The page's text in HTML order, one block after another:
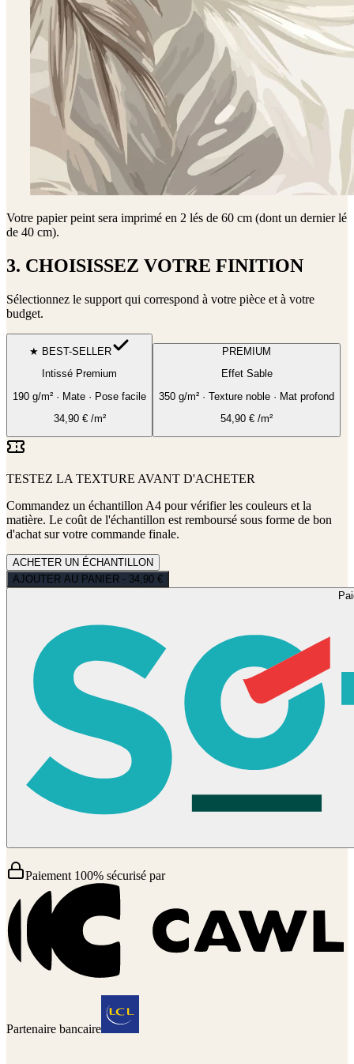
Votre papier peint sera imprimé en 2 lés de 60 cm (dont un dernier lé
de 40 cm).
3. CHOISISSEZ VOTRE FINITION
Sélectionnez le support qui correspond à votre pièce et à votre
budget.
★ BEST-SELLER
Intissé Premium
190 g/m² · Mate · Pose facile
34,90€/m²
PREMIUM
Effet Sable
350 g/m² · Texture noble · Mat profond
54,90 € /m²
TESTEZ LA TEXTURE AVANT D'ACHETER
Commandez un échantillon A4 pour vérifier les couleurs et la
matière. Le coût de l'échantillon est remboursé sous forme de bon
d'achat sur votre commande finale.
ACHETER UN ÉCHANTILLON
AJOUTER AU PANIER - 34,90 €
Paiement 100% sécurisé par
Partenaire bancaire